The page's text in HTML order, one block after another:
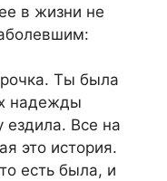
в жизни не
Ты была
надежды
Все на
это история.
есть была, и